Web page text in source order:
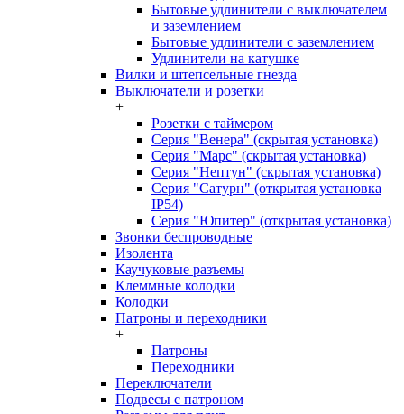
Бытовые удлинители с выключателем
и заземлением
Бытовые удлинители с заземлением
Удлинители на катушке
Вилки и штепсельные гнезда
Выключатели и розетки
+
Розетки с таймером
Серия "Венера" (скрытая установка)
Серия "Марс" (скрытая установка)
Серия "Нептун" (скрытая установка)
Серия "Сатурн" (открытая установка
IP54)
Серия "Юпитер" (открытая установка)
Звонки беспроводные
Изолента
Каучуковые разъемы
Клеммные колодки
Колодки
Патроны и переходники
+
Патроны
Переходники
Переключатели
Подвесы с патроном